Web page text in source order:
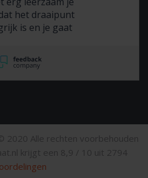
het draaipunt
is en je gaat
2020 Alle rechten voorbehouden
krijgt een 8,9 / 10 uit 2794